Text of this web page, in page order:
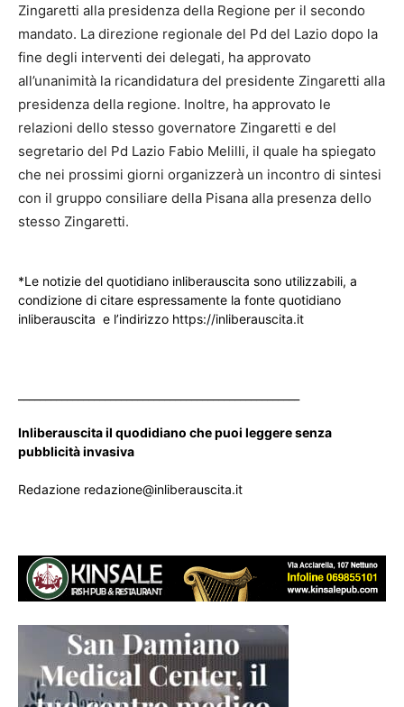
Zingaretti alla presidenza della Regione per il secondo
mandato. La direzione regionale del Pd del Lazio dopo la
fine degli interventi dei delegati, ha approvato
all’unanimità la ricandidatura del presidente Zingaretti alla
presidenza della regione. Inoltre, ha approvato le
relazioni dello stesso governatore Zingaretti e del
segretario del Pd Lazio Fabio Melilli, il quale ha spiegato
che nei prossimi giorni organizzerà un incontro di sintesi
con il gruppo consiliare della Pisana alla presenza dello
stesso Zingaretti.
*Le notizie del quotidiano inliberauscita sono utilizzabili, a
condizione di citare espressamente la fonte quotidiano
inliberauscita e l’indirizzo https://inliberauscita.it
Inliberauscita il quodidiano che puoi leggere senza
pubblicità invasiva
Redazione redazione@inliberauscita.it